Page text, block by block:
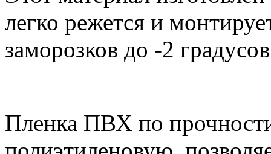
легко режется и
заморозков до -2
Пленка ПВХ по